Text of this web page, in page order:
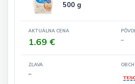
500 g
AKTUÁLNA CENA
1.69 € –
ZĽAVA
–